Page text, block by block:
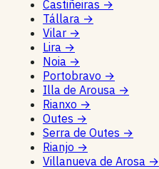
Castiñeiras →
Tállara →
Vilar →
Lira →
Noia →
Portobravo →
Illa de Arousa →
Rianxo →
Outes →
Serra de Outes →
Rianjo →
Villanueva de Arosa →